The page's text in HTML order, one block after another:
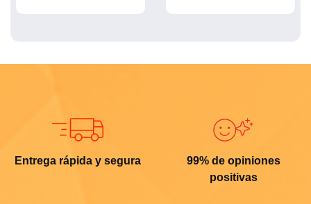
Entrega rápida y segura
99% de opiniones
positivas